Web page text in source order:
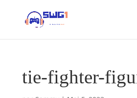
tie-fighter-